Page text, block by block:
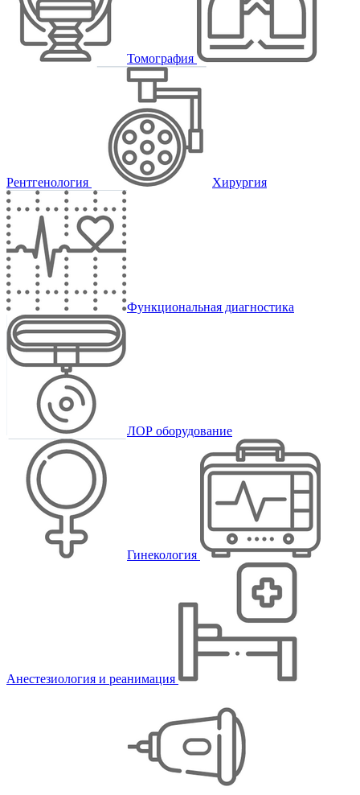
Томография
Рентгенология Хирургия
Функциональная диагностика
ЛОР оборудование
Гинекология
Анестезиология и реанимация